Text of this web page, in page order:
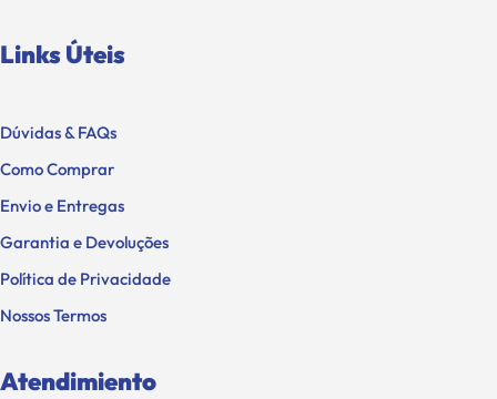
Links Úteis
Dúvidas & FAQs
Como Comprar
Envio e Entregas
Garantia e Devoluções
Política de Privacidade
Nossos Termos
Atendimiento